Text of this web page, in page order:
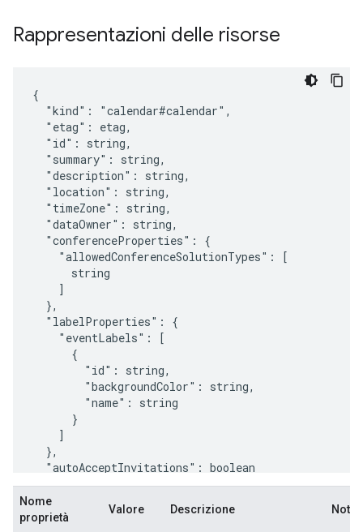
Rappresentazioni delle risorse
{
  "kind": "calendar#calendar",
  "etag":
etag,
  "id":
string,
  "summary":
string,
  "description":
string,
  "location":
string,
  "timeZone":
string,
  "dataOwner":
string,
  "conferenceProperties": {
    "allowedConferenceSolutionTypes": [
string
    ]
  },
  "labelProperties": {
    "eventLabels": [
      {
        "id":
string,
        "backgroundColor":
string,
        "name":
string
      }
    ]
  },
  "autoAcceptInvitations":
boolean
}
Nome
proprietà
Valore Descrizione Note